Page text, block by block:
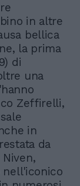
in altre
bellica
la prima
di
una
Zeffirelli,
in
da
nell'iconico